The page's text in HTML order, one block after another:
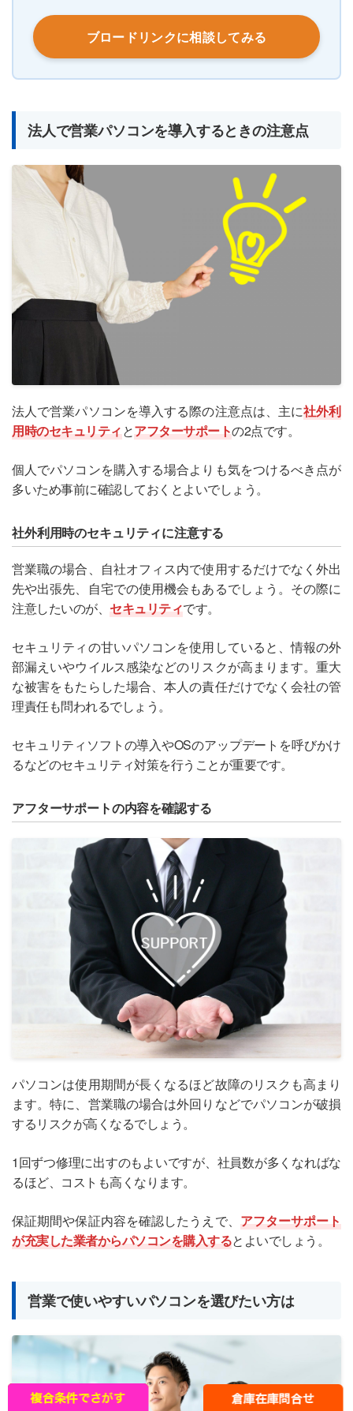
ブロードリンクに相談してみる
法人で営業パソコンを導入するときの注意点
法人で営業パソコンを導入する際の注意点は、主に社外利
用時のセキュリティとアフターサポートの2点です。
個人でパソコンを購入する場合よりも気をつけるべき点が
多いため事前に確認しておくとよいでしょう。
社外利用時のセキュリティに注意する
営業職の場合、自社オフィス内で使用するだけでなく外出
先や出張先、自宅での使用機会もあるでしょう。その際に
注意したいのが、セキュリティです。
セキュリティの甘いパソコンを使用していると、情報の外
部漏えいやウイルス感染などのリスクが高まります。重大
な被害をもたらした場合、本人の責任だけでなく会社の管
理責任も問われるでしょう。
セキュリティソフトの導入やOSのアップデートを呼びかけ
るなどのセキュリティ対策を行うことが重要です。
アフターサポートの内容を確認する
パソコンは使用期間が長くなるほど故障のリスクも高まり
ます。特に、営業職の場合は外回りなどでパソコンが破損
するリスクが高くなるでしょう。
1回ずつ修理に出すのもよいですが、社員数が多くなればな
るほど、コストも高くなります。
保証期間や保証内容を確認したうえで、 アフターサポート
が充実した業者からパソコンを購入するとよいでしょう。
営業で使いやすいパソコンを選びたい方は